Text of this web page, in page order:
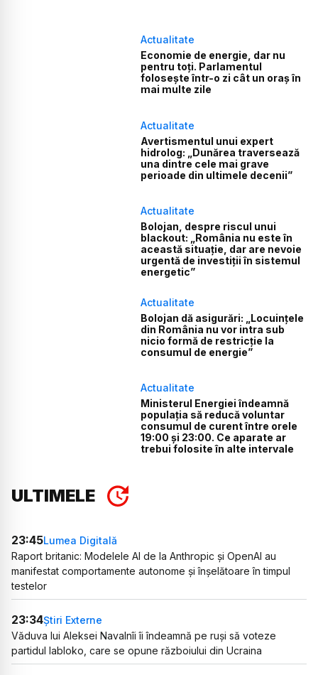
Actualitate
Economie de energie, dar nu
pentru toți. Parlamentul
folosește într-o zi cât un oraș în
mai multe zile
Actualitate
Avertismentul unui expert
hidrolog: „Dunărea traversează
una dintre cele mai grave
perioade din ultimele decenii”
Actualitate
Bolojan, despre riscul unui
blackout: „România nu este în
această situație, dar are nevoie
urgentă de investiții în sistemul
energetic”
Actualitate
Bolojan dă asigurări: „Locuințele
din România nu vor intra sub
nicio formă de restricție la
consumul de energie”
Actualitate
Ministerul Energiei îndeamnă
populația să reducă voluntar
consumul de curent între orele
19:00 și 23:00. Ce aparate ar
trebui folosite în alte intervale
ULTIMELE
23:45Lumea Digitală
Raport britanic: Modelele AI de la Anthropic și OpenAI au
manifestat comportamente autonome și înșelătoare în timpul
testelor
23:34Știri Externe
Văduva lui Aleksei Navalnîi îi îndeamnă pe ruși să voteze
partidul Iabloko, care se opune războiului din Ucraina